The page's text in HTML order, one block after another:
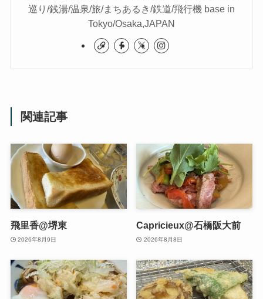
巡り/銭湯/温泉/旅/まちあるき/鉄道/飛行機 base in
Tokyo/Osaka,JAPAN
関連記事
飛里香@堺東
2026年8月9日
Capricieux@石橋阪大前
2026年8月8日